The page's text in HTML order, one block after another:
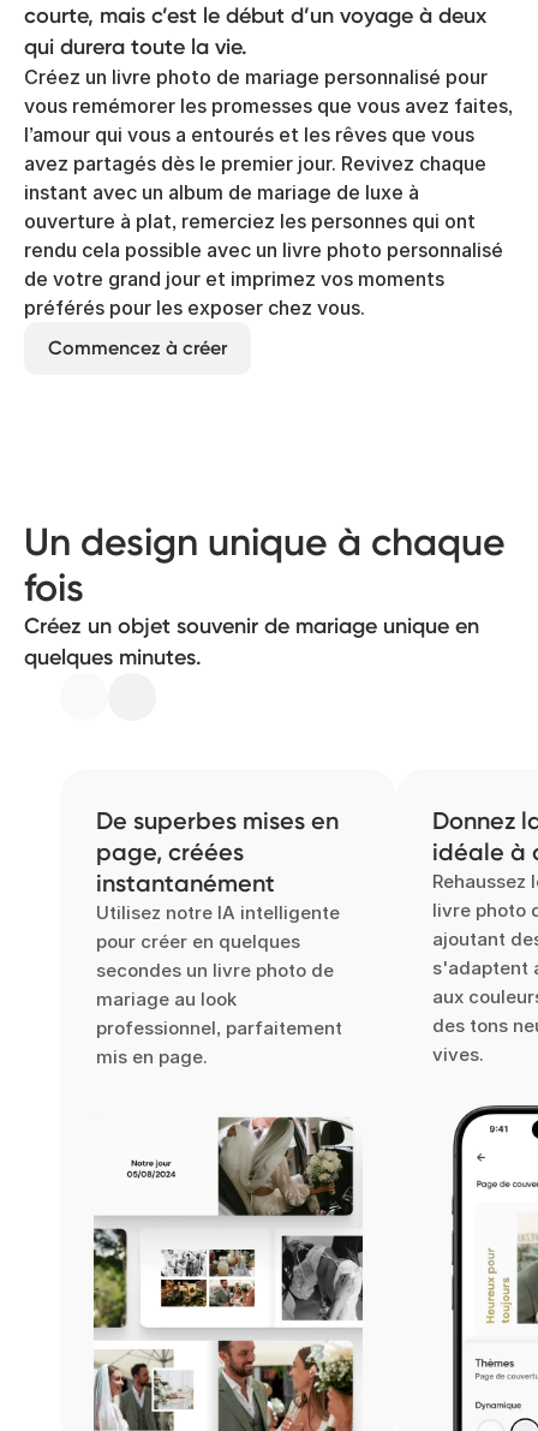
courte, mais c’est le début d’un voyage à deux
qui durera toute la vie.
Créez un livre photo de mariage personnalisé pour
vous remémorer les promesses que vous avez faites,
l’amour qui vous a entourés et les rêves que vous
avez partagés dès le premier jour. Revivez chaque
instant avec un album de mariage de luxe à
ouverture à plat, remerciez les personnes qui ont
rendu cela possible avec un livre photo personnalisé
de votre grand jour et imprimez vos moments
préférés pour les exposer chez vous.
Commencez à créer
Un design unique à chaque
fois
Créez un objet souvenir de mariage unique en
quelques minutes.
De superbes mises en
page, créées
instantanément
Utilisez notre IA intelligente
pour créer en quelques
secondes un livre photo de
mariage au look
professionnel, parfaitement
mis en page.
Donnez
idéale à
Rehaussez
livre photo
ajoutant
s'adaptent
aux
des tons
vives.